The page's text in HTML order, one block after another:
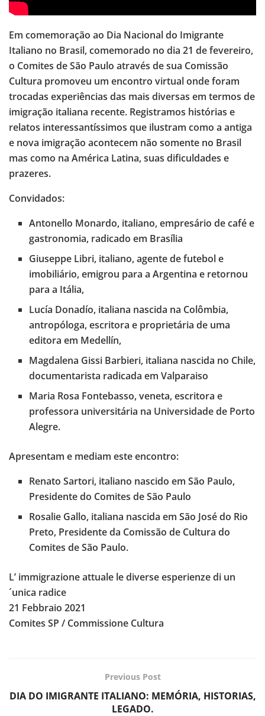
Em comemoração ao Dia Nacional do Imigrante
Italiano no Brasil, comemorado no dia 21 de fevereiro,
o Comites de São Paulo através de sua Comissão
Cultura promoveu um encontro virtual onde foram
trocadas experiências das mais diversas em termos de
imigração italiana recente. Registramos histórias e
relatos interessantíssimos que ilustram como a antiga
e nova imigração acontecem não somente no Brasil
mas como na América Latina, suas dificuldades e
prazeres.
Convidados:
Antonello Monardo, italiano, empresário de café e
gastronomia, radicado em Brasília
Giuseppe Libri, italiano, agente de futebol e
imobiliário, emigrou para a Argentina e retornou
para a Itália,
Lucía Donadío, italiana nascida na Colômbia,
antropóloga, escritora e proprietária de uma
editora em Medellín,
Magdalena Gissi Barbieri, italiana nascida no Chile,
documentarista radicada em Valparaiso
Maria Rosa Fontebasso, veneta, escritora e
professora universitária na Universidade de Porto
Alegre.
Apresentam e mediam este encontro:
Renato Sartori, italiano nascido em São Paulo,
Presidente do Comites de São Paulo
Rosalie Gallo, italiana nascida em São José do Rio
Preto, Presidente da Comissão de Cultura do
Comites de São Paulo.
L’ immigrazione attuale le diverse esperienze di un
´unica radice
21 Febbraio 2021
Comites SP / Commissione Cultura
Previous Post
DIA DO IMIGRANTE ITALIANO: MEMÓRIA, HISTORIAS,
LEGADO.